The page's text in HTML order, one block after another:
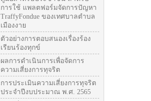
การใช้ แพลตฟอร์มจัดการปัญหา
TraffyFondue ของเทศบาลตำบล
เมืองงาย
ตัวอย่างการตอบสนองเรื่องร้อง
เรียนร้องทุกข์
ผลการดำเนินการเพื่อจัดการ
ความเสี่ยงการทุจริต
การประเมินความเสี่ยงการทุจริต
ประจำปีงบประมาณ พ.ศ. 2565